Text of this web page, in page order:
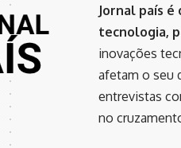
Jornal país
tecnologia,
inovações
afetam o seu
entrevistas
no